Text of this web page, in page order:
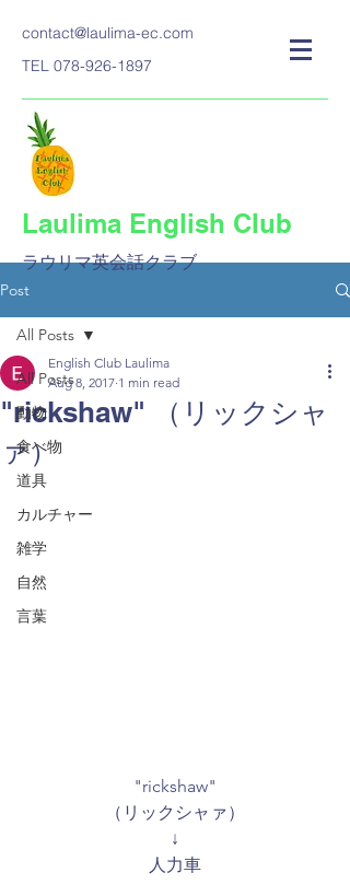
contact@laulima-ec.com
TEL 078-926-1897
Laulima English Club
ラウリマ英会話クラブ​
Post
All Posts
動物
食べ物
道具
カルチャー
雑学
自然
言葉
All Posts
"rickshaw" （リックシャ
ァ）
English Club Laulima
Aug 8, 2017 1 min read
"rickshaw"
（リックシャァ）
↓
人力車